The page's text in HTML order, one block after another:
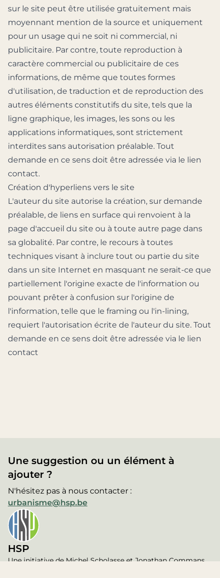
sur le site peut être utilisée gratuitement mais
moyennant mention de la source et uniquement
pour un usage qui ne soit ni commercial, ni
publicitaire. Par contre, toute reproduction à
caractère commercial ou publicitaire de ces
informations, de même que toutes formes
d'utilisation, de traduction et de reproduction des
autres éléments constitutifs du site, tels que la
ligne graphique, les images, les sons ou les
applications informatiques, sont strictement
interdites sans autorisation préalable. Tout
demande en ce sens doit être adressée via le lien
contact.
Création d'hyperliens vers le site
L'auteur du site autorise la création, sur demande
préalable, de liens en surface qui renvoient à la
page d'accueil du site ou à toute autre page dans
sa globalité. Par contre, le recours à toutes
techniques visant à inclure tout ou partie du site
dans un site Internet en masquant ne serait-ce que
partiellement l'origine exacte de l'information ou
pouvant prêter à confusion sur l'origine de
l'information, telle que le framing ou l'in-lining,
requiert l'autorisation écrite de l'auteur du site. Tout
demande en ce sens doit être adressée via le lien
contact
Une suggestion ou un élément à
ajouter ?
N'hésitez pas à nous contacter :
urbanisme@hsp.be
HSP
Une initiative de Michel Scholasse et Jonathan Commans,